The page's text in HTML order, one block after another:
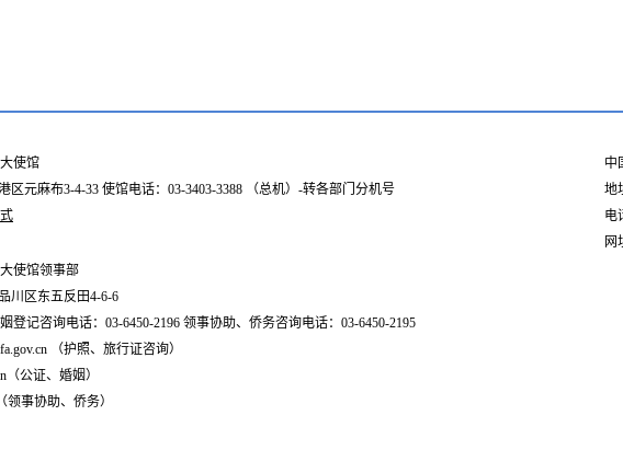
使馆
区元麻布3-4-33 使馆电话：03-3403-3388 （总机）-转各部门分机号
使馆领事部
川区东五反田4-6-6
登记咨询电话：03-6450-2196 领事协助、侨务咨询电话：03-6450-2195
（护照、旅行证咨询）
（公证、婚姻）
领事协助、侨务）
中
地
电
网